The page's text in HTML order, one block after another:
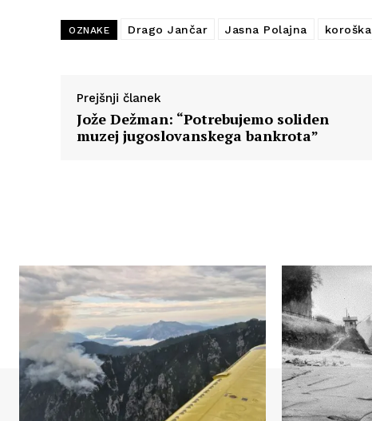
OZNAKE Drago Jančar Jasna Polajna koroška
Prejšnji članek
Jože Dežman: “Potrebujemo soliden
muzej jugoslovanskega bankrota”